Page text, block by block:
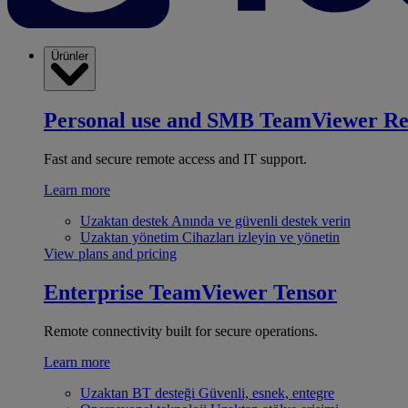
Ürünler
Personal use and SMB TeamViewer
Fast and secure remote access and IT support.
Learn more
Uzaktan destek Anında ve güvenli destek verin
Uzaktan yönetim Cihazları izleyin ve yönetin
View plans and pricing
Enterprise TeamViewer Tensor
Remote connectivity built for secure operations.
Learn more
Uzaktan BT desteği Güvenli, esnek, entegre